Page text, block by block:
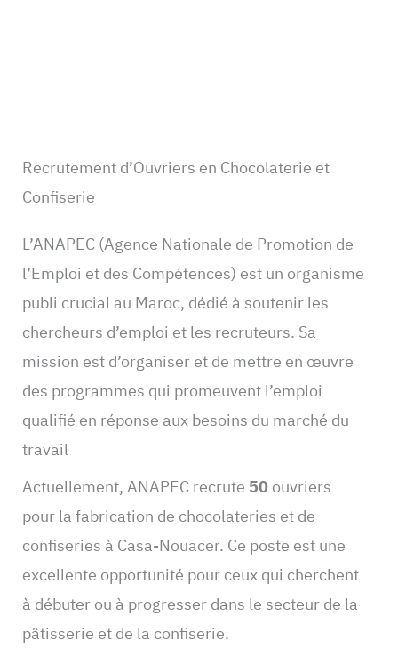
Recrutement d’Ouvriers en Chocolaterie et
Confiserie
L’ANAPEC (Agence Nationale de Promotion de
l’Emploi et des Compétences) est un organisme
publi crucial au Maroc, dédié à soutenir les
chercheurs d’emploi et les recruteurs. Sa
mission est d’organiser et de mettre en œuvre
des programmes qui promeuvent l’emploi
qualifié en réponse aux besoins du marché du
travail
Actuellement, ANAPEC recrute 50ouvriers
pour la fabrication de chocolateries et de
confiseries à Casa-Nouacer. Ce poste est une
excellente opportunité pour ceux qui cherchent
à débuter ou à progresser dans le secteur de la
pâtisserie et de la confiserie.